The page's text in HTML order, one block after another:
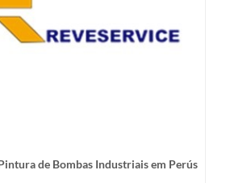
de Bombas Industriais em Perús